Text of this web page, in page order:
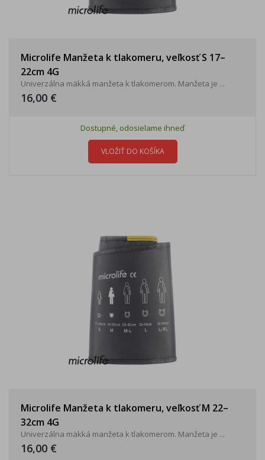
Microlife Manžeta k tlakomeru, veľkosť S 17–
22cm 4G
Univerzálna mäkká manžeta k tlakomerom. Manžeta je ...
16,00 €
Dostupné, odosielame ihneď
VLOŽIŤ DO KOŠÍKA
Microlife Manžeta k tlakomeru, veľkosť M 22–
32cm 4G
Univerzálna mäkká manžeta k tlakomerom. Manžeta je ...
16,00 €